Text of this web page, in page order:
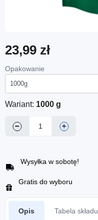
23,99 zł
Opakowanie
Wariant: 1000 g
− +
Wysyłka w sobotę!
Gratis do wyboru
Opis Tabela składu